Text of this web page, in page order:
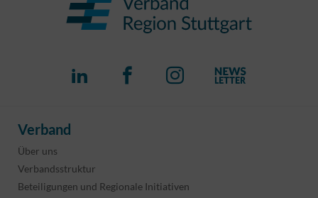
Verband
Über uns
Verbandsstruktur
Beteiligungen und Regionale Initiativen